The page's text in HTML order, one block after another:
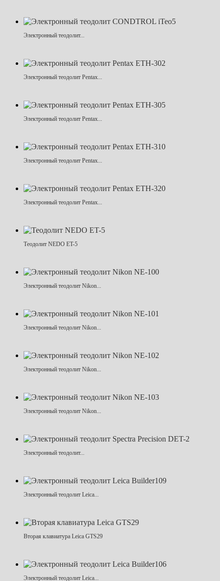
Электронный теодолит...
Электронный теодолит Pentax...
Электронный теодолит Pentax...
Электронный теодолит Pentax...
Электронный теодолит Pentax...
Теодолит NEDO ET-5
Электронный теодолит Nikon...
Электронный теодолит Nikon...
Электронный теодолит Nikon...
Электронный теодолит Nikon...
Электронный теодолит...
Электронный теодолит Leica...
Вторая клавиатура Leica GTS29
Электронный теодолит Leica...